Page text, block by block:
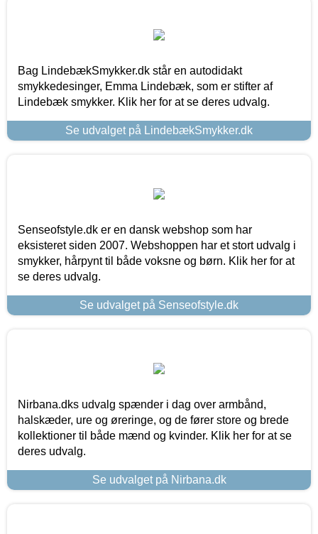
Bag LindebækSmykker.dk står en autodidakt
smykkedesinger, Emma Lindebæk, som er stifter af
Lindebæk smykker. Klik her for at se deres udvalg.
Se udvalget på LindebækSmykker.dk
Senseofstyle.dk er en dansk webshop som har
eksisteret siden 2007. Webshoppen har et stort udvalg i
smykker, hårpynt til både voksne og børn. Klik her for at
se deres udvalg.
Se udvalget på Senseofstyle.dk
Nirbana.dks udvalg spænder i dag over armbånd,
halskæder, ure og øreringe, og de fører store og brede
kollektioner til både mænd og kvinder. Klik her for at se
deres udvalg.
Se udvalget på Nirbana.dk